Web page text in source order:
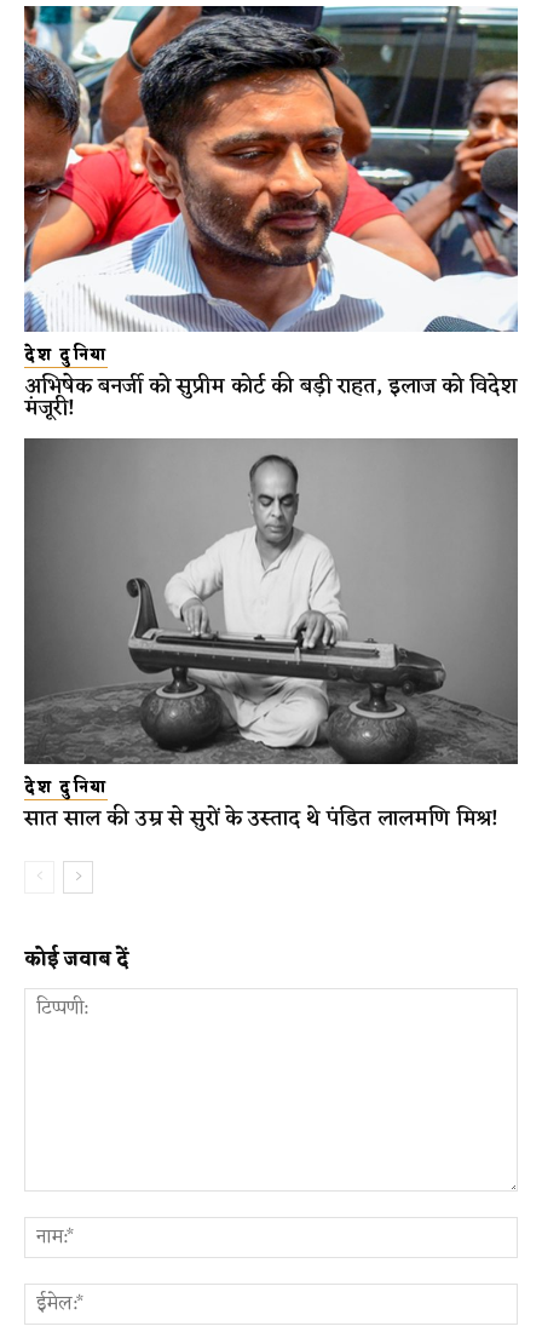
देश दुनिया
अभिषेक बनर्जी को सुप्रीम कोर्ट की बड़ी राहत, इलाज को विदेश
मंजूरी!
देश दुनिया
सात साल की उम्र से सुरों के उस्ताद थे पंडित लालमणि मिश्र!
कोई जवाब दें